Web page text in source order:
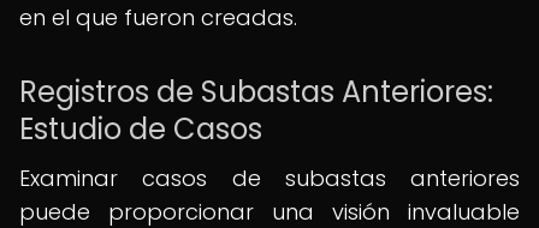
en el que fueron creadas.
Registros de Subastas Anteriores:
Estudio de Casos
Examinar casos de subastas anteriores
puede proporcionar una visión invaluable